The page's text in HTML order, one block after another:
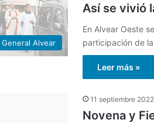
General Alvear
Así se vivió
En Alvear Oeste
participación de
Leer más »
11 septiembre 2022
Novena y